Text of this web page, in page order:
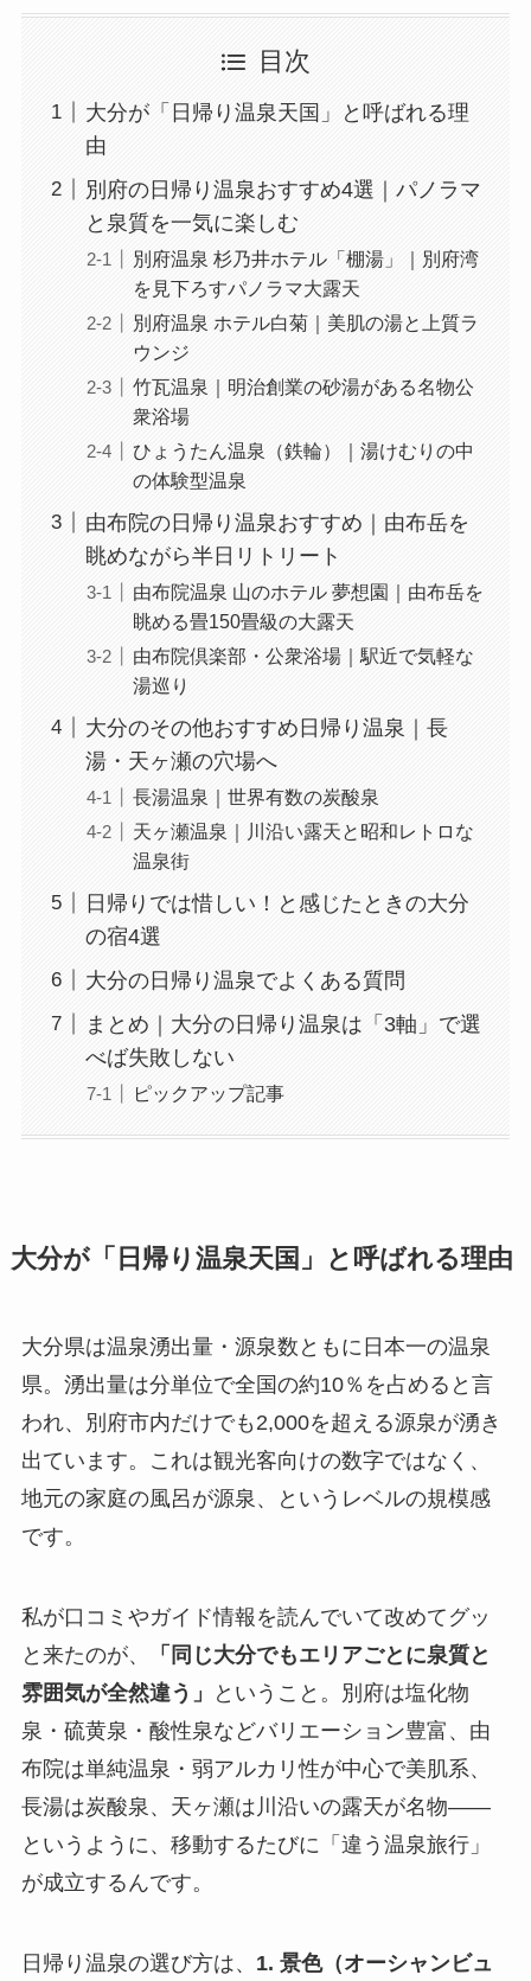
目次
大分が「日帰り温泉天国」と呼ばれる理
由
別府の日帰り温泉おすすめ4選｜パノラマ
と泉質を一気に楽しむ
別府温泉 杉乃井ホテル「棚湯」｜別府湾
を見下ろすパノラマ大露天
別府温泉 ホテル白菊｜美肌の湯と上質ラ
ウンジ
竹瓦温泉｜明治創業の砂湯がある名物公
衆浴場
ひょうたん温泉（鉄輪）｜湯けむりの中
の体験型温泉
由布院の日帰り温泉おすすめ｜由布岳を
眺めながら半日リトリート
由布院温泉 山のホテル 夢想園｜由布岳を
眺める畳150畳級の大露天
由布院倶楽部・公衆浴場｜駅近で気軽な
湯巡り
大分のその他おすすめ日帰り温泉｜長
湯・天ヶ瀬の穴場へ
長湯温泉｜世界有数の炭酸泉
天ヶ瀬温泉｜川沿い露天と昭和レトロな
温泉街
日帰りでは惜しい！と感じたときの大分
の宿4選
大分の日帰り温泉でよくある質問
まとめ｜大分の日帰り温泉は「3軸」で選
べば失敗しない
ピックアップ記事
大分が「日帰り温泉天国」と呼ばれる理由
大分県は温泉湧出量・源泉数ともに日本一の温泉
県。湧出量は分単位で全国の約10％を占めると言
われ、別府市内だけでも2,000を超える源泉が湧き
出ています。これは観光客向けの数字ではなく、
地元の家庭の風呂が源泉、というレベルの規模感
です。
私が口コミやガイド情報を読んでいて改めてグッ
と来たのが、
「同じ大分でもエリアごとに泉質と
雰囲気が全然違う」
ということ。別府は塩化物
泉・硫黄泉・酸性泉などバリエーション豊富、由
布院は単純温泉・弱アルカリ性が中心で美肌系、
長湯は炭酸泉、天ヶ瀬は川沿いの露天が名物——
というように、移動するたびに「違う温泉旅行」
が成立するんです。
日帰り温泉の選び方は、 1. 景色（オーシャンビュ